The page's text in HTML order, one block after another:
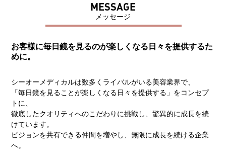
MESSAGE
メッセージ
お客様に毎日鏡を見るのが楽しくなる日々を提供するた
めに。
シーオーメディカルは数多くライバルがいる美容業界で、
「毎日鏡を見ることが楽しくなる日々を提供する」をコンセプ
トに、
徹底したクオリティへのこだわりに挑戦し、驚異的に成長を続
けています。
ビジョンを共有できる仲間を増やし、無限に成長を続ける企業
へ。